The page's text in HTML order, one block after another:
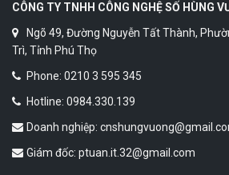
CÔNG TY TNHH CÔNG NGHỆ SỐ HÙNG
Ngõ 49, Đường Nguyễn Tất Thành,
Trì, Tỉnh Phú Thọ
Phone: 0210 3 595 345
Hotline: 0984.330.139
Doanh nghiệp:
Giám đốc: ptuan.it.32@gmail.com